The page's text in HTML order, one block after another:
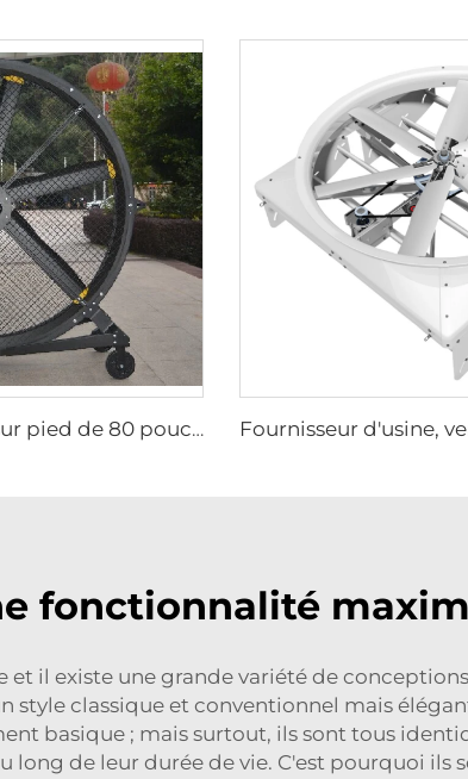
ventilateur industriel sur pied de 80 pouces (2000mm), portable et silencieux, en aluminium, pour maison, hôtels et usines 220V/380V
fonctionnalité
il existe une grande variété de
classique et conventionnel mais
basique ; mais surtout, ils sont tous
de leur durée de vie. C'est pourquoi ils